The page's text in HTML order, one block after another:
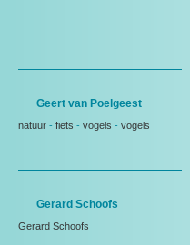
Geert van Poelgeest
natuur - fiets - vogels - vogels
Gerard Schoofs
Gerard Schoofs